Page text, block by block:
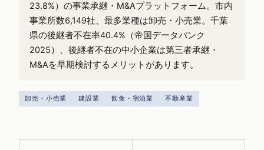
23.8%）の事業承継・M&Aプラットフォーム。市内
事業所数6,149社、最多業種は卸売・小売業。千葉
県の後継者不在率40.4%（帝国データバンク
2025）、後継者不在の中小企業は第三者承継・
M&Aを早期検討するメリットがあります。
卸売・小売業 建設業 飲食・宿泊業 不動産業